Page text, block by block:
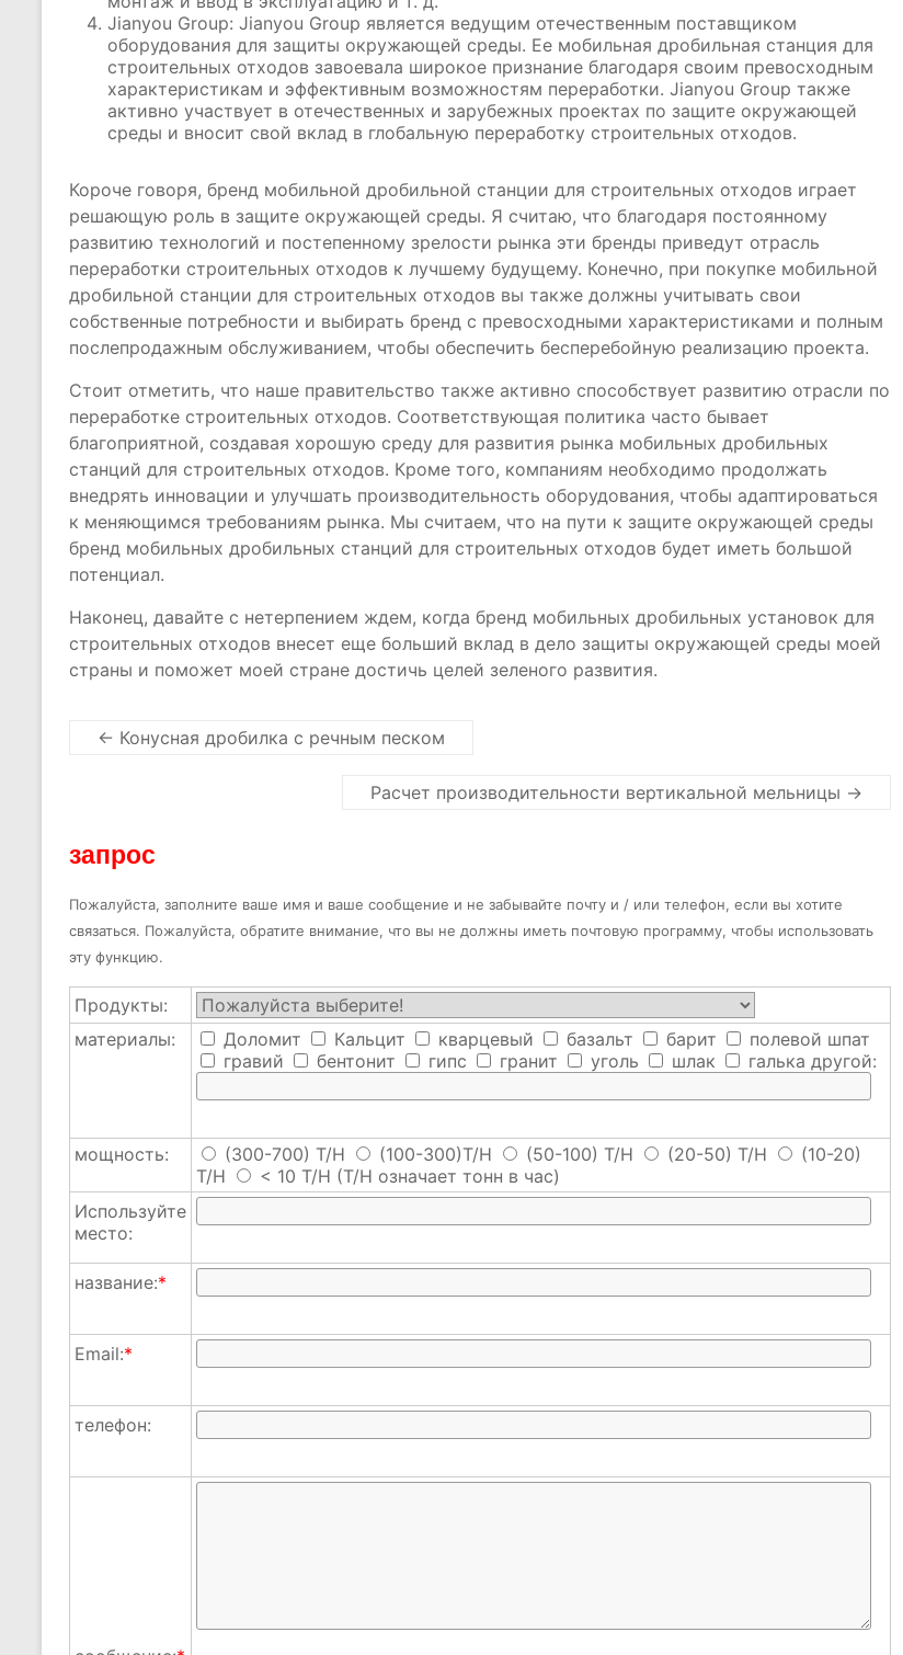
Jianyou Group: Jianyou Group является ведущим отечественным поставщиком
оборудования для защиты окружающей среды. Ее мобильная дробильная станция для
строительных отходов завоевала широкое признание благодаря своим превосходным
характеристикам и эффективным возможностям переработки. Jianyou Group также
активно участвует в отечественных и зарубежных проектах по защите окружающей
среды и вносит свой вклад в глобальную переработку строительных отходов.
Короче говоря, бренд мобильной дробильной станции для строительных отходов играет
решающую роль в защите окружающей среды. Я считаю, что благодаря постоянному
развитию технологий и постепенному зрелости рынка эти бренды приведут отрасль
переработки строительных отходов к лучшему будущему. Конечно, при покупке мобильной
дробильной станции для строительных отходов вы также должны учитывать свои
собственные потребности и выбирать бренд с превосходными характеристиками и полным
послепродажным обслуживанием, чтобы обеспечить бесперебойную реализацию проекта.
Стоит отметить, что наше правительство также активно способствует развитию отрасли по
переработке строительных отходов. Соответствующая политика часто бывает
благоприятной, создавая хорошую среду для развития рынка мобильных дробильных
станций для строительных отходов. Кроме того, компаниям необходимо продолжать
внедрять инновации и улучшать производительность оборудования, чтобы адаптироваться
к меняющимся требованиям рынка. Мы считаем, что на пути к защите окружающей среды
бренд мобильных дробильных станций для строительных отходов будет иметь большой
потенциал.
Наконец, давайте с нетерпением ждем, когда бренд мобильных дробильных установок для
строительных отходов внесет еще больший вклад в дело защиты окружающей среды моей
страны и поможет моей стране достичь целей зеленого развития.
← Конусная дробилка с речным песком
Расчет производительности вертикальной мельницы →
запрос
Пожалуйста, заполните ваше имя и ваше сообщение и не забывайте почту и / или телефон, если вы хотите
связаться. Пожалуйста, обратите внимание, что вы не должны иметь почтовую программу, чтобы использовать
эту функцию.
Продукты:
материалы:
Доломит Кальцит кварцевый базальт барит
полевой шпат
гравий
бентонит гипс гранит уголь шлак галька другой:
мощность: (300-700) T/H (100-300)T/H (50-100) T/H (20-50) T/H
(10-20)
T/H
< 10 T/H (T/H означает тонн в час)
Используйте
место:
название:*
Email:*
телефон: